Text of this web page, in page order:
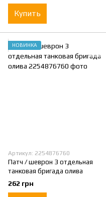
Купить
НОВИНКА
Артикул: 2254876760
Патч / шеврон 3 отдельная
танковая бригада олива
262 грн